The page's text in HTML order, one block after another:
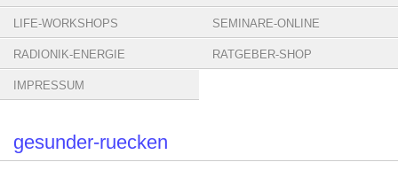
LIFE-WORKSHOPS SEMINARE-ONLINE
RADIONIK-ENERGIE RATGEBER-SHOP
IMPRESSUM
gesunder-ruecken